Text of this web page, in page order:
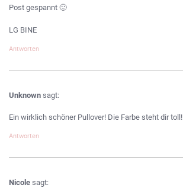
Post gespannt 🙂
LG BINE
Antworten
Unknown sagt:
Ein wirklich schöner Pullover! Die Farbe steht dir toll!
Antworten
Nicole sagt: